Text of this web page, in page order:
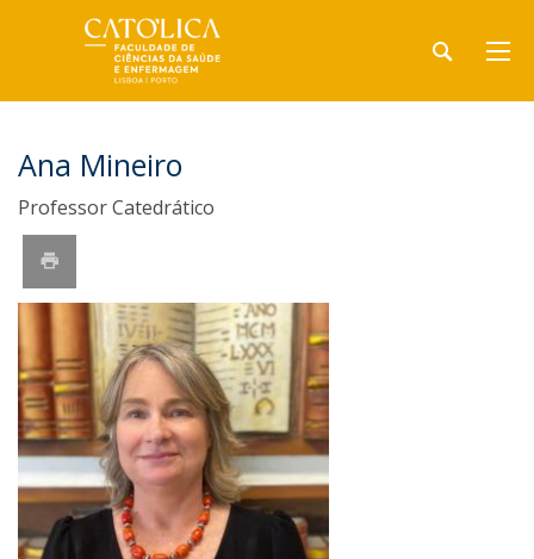
Ana Mineiro
Professor Catedrático